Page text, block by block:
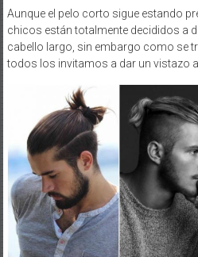
Aunque el pelo corto sigue estando
chicos están totalmente decididos a
cabello largo, sin embargo como se
todos los invitamos a dar un vistazo